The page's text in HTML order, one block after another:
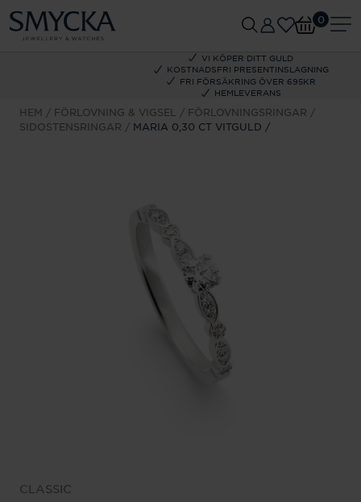
VI KÖPER DITT GULD
KOSTNADSFRI PRESENTINSLAGNING
FRI FÖRSÄKRING ÖVER 695KR
HEMLEVERANS
0
HEM FÖRLOVNING & VIGSEL
FÖRLOVNINGSRINGAR
SIDOSTENSRINGAR
MARIA 0,30 CT VITGULD
CLASSIC